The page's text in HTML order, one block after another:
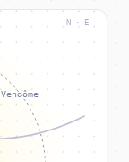
Vendôme
N · E